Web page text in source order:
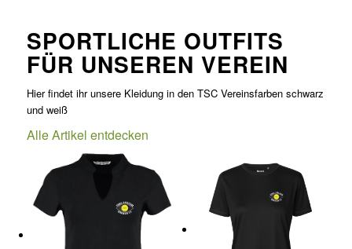
SPORTLICHE OUTFITS
FÜR UNSEREN VEREIN
Hier findet ihr unsere Kleidung in den TSC Vereinsfarben schwarz
und weiß
Alle Artikel entdecken